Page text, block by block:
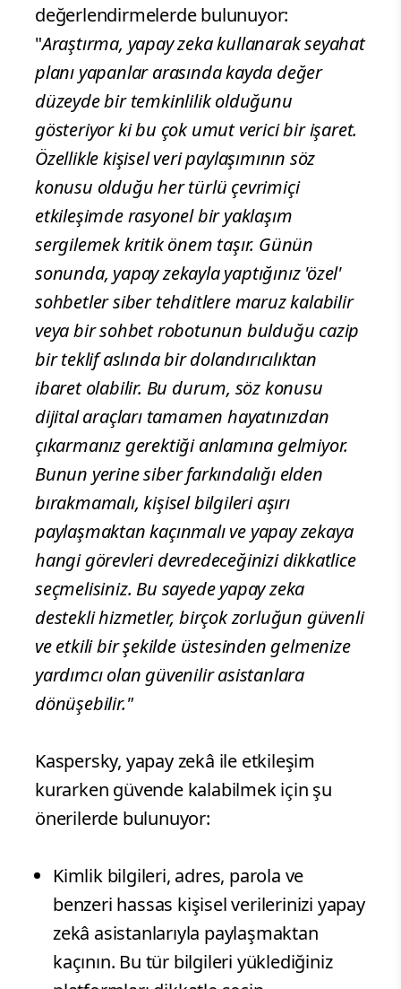
değerlendirmelerde bulunuyor:
"Araştırma, yapay zeka kullanarak seyahat
planı yapanlar arasında kayda değer
düzeyde bir temkinlilik olduğunu
gösteriyor ki bu çok umut verici bir işaret.
Özellikle kişisel veri paylaşımının söz
konusu olduğu her türlü çevrimiçi
etkileşimde rasyonel bir yaklaşım
sergilemek kritik önem taşır. Günün
sonunda, yapay zekayla yaptığınız 'özel'
sohbetler siber tehditlere maruz kalabilir
veya bir sohbet robotunun bulduğu cazip
bir teklif aslında bir dolandırıcılıktan
ibaret olabilir. Bu durum, söz konusu
dijital araçları tamamen hayatınızdan
çıkarmanız gerektiği anlamına gelmiyor.
Bunun yerine siber farkındalığı elden
bırakmamalı, kişisel bilgileri aşırı
paylaşmaktan kaçınmalı ve yapay zekaya
hangi görevleri devredeceğinizi dikkatlice
seçmelisiniz. Bu sayede yapay zeka
destekli hizmetler, birçok zorluğun güvenli
ve etkili bir şekilde üstesinden gelmenize
yardımcı olan güvenilir asistanlara
dönüşebilir."
Kaspersky, yapay zekâ ile etkileşim
kurarken güvende kalabilmek için şu
önerilerde bulunuyor:
Kimlik bilgileri, adres, parola ve
benzeri hassas kişisel verilerinizi yapay
zekâ asistanlarıyla paylaşmaktan
kaçının. Bu tür bilgileri yüklediğiniz